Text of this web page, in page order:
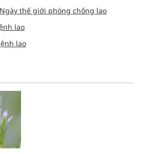
Ngày thế giới phòng chống lao
lao
lao